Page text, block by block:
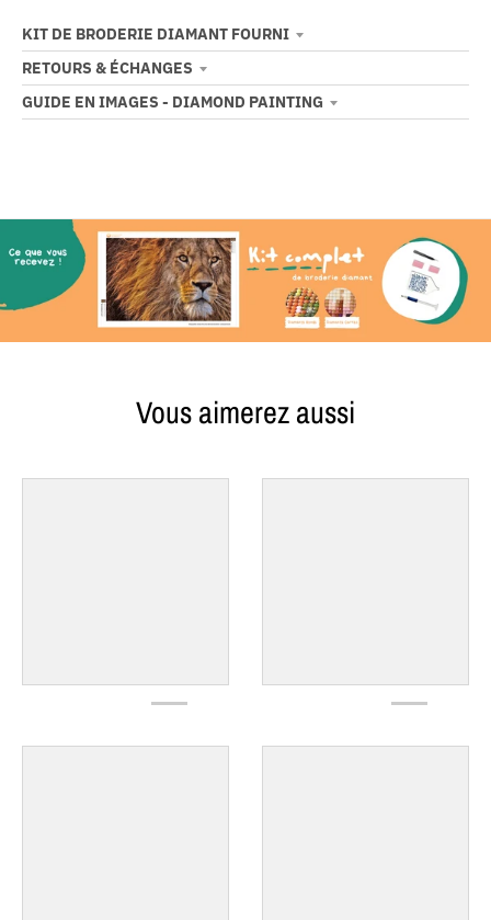
KIT DE BRODERIE DIAMANT FOURNI
RETOURS & ÉCHANGES
GUIDE EN IMAGES - DIAMOND PAINTING
Vous aimerez aussi